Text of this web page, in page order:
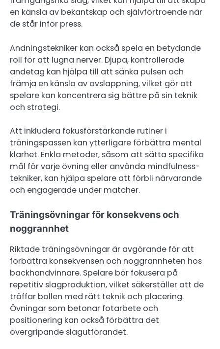
en känsla av bekantskap och självförtroende när
de står inför press.
Andningstekniker kan också spela en betydande
roll för att lugna nerver. Djupa, kontrollerade
andetag kan hjälpa till att sänka pulsen och
främja en känsla av avslappning, vilket gör att
spelare kan koncentrera sig bättre på sin teknik
och strategi.
Att inkludera fokusförstärkande rutiner i
träningspassen kan ytterligare förbättra mental
klarhet. Enkla metoder, såsom att sätta specifika
mål för varje övning eller använda mindfulness-
tekniker, kan hjälpa spelare att förbli närvarande
och engagerade under matcher.
Träningsövningar för konsekvens och
noggrannhet
Riktade träningsövningar är avgörande för att
förbättra konsekvensen och noggrannheten hos
backhandvinnare. Spelare bör fokusera på
repetitiv slagproduktion, vilket säkerställer att de
träffar bollen med rätt teknik och placering.
Övningar som betonar fotarbete och
positionering kan också förbättra det
övergripande slagutförandet.